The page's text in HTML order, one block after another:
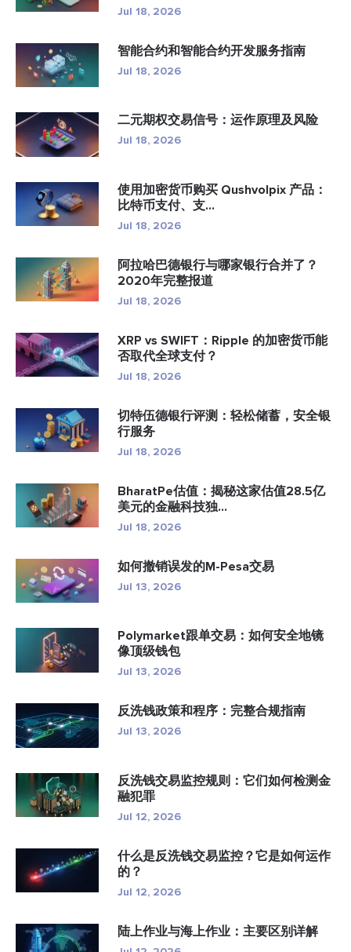
Jul 18, 2026
智能合约和智能合约开发服务指南
Jul 18, 2026
二元期权交易信号：运作原理及风险
Jul 18, 2026
使用加密货币购买 Qushvolpix 产品：
比特币支付、支...
Jul 18, 2026
阿拉哈巴德银行与哪家银行合并了？
2020年完整报道
Jul 18, 2026
XRP vs SWIFT：Ripple 的加密货币能
否取代全球支付？
Jul 18, 2026
切特伍德银行评测：轻松储蓄，安全银
行服务
Jul 18, 2026
BharatPe估值：揭秘这家估值28.5亿
美元的金融科技独...
Jul 18, 2026
如何撤销误发的M-Pesa交易
Jul 13, 2026
Polymarket跟单交易：如何安全地镜
像顶级钱包
Jul 13, 2026
反洗钱政策和程序：完整合规指南
Jul 13, 2026
反洗钱交易监控规则：它们如何检测金
融犯罪
Jul 12, 2026
什么是反洗钱交易监控？它是如何运作
的？
Jul 12, 2026
陆上作业与海上作业：主要区别详解